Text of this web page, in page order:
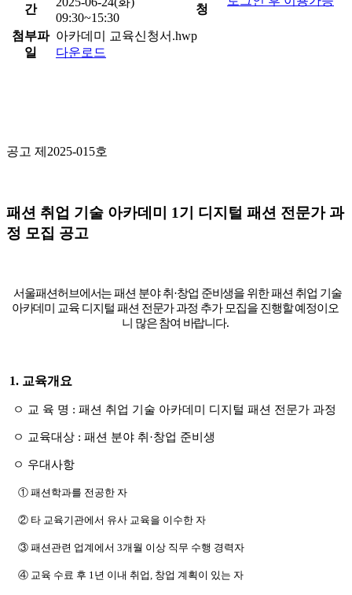
간
09:30~15:30
청
첨부파
일
아카데미 교육신청서.hwp
다운로드
공고 제 2025-015호
패션 취업 기술 아카데미 1기 디지털 패션 전문가 과
정 모집 공고
서울패션허브에서는 패션 분야 취 ·창업 준비생을 위한 패션 취업 기술
아카데미 교육 디지털 패션 전문가 과정 추가 모집을 진행할 예정이오
니 많은 참여 바랍니다.
1. 교육개요
ㅇ 교 육 명 : 패션 취업 기술 아카데미 디지털 패션 전문가 과정
ㅇ 교육대상 : 패션 분야 취 ·창업 준비생
ㅇ 우대사항
① 패션학과를 전공한 자
② 타 교육기관에서 유사 교육을 이수한 자
③ 패션관련 업계에서 3개월 이상 직무 수행 경력자
④ 교육 수료 후 1년 이내 취업, 창업 계획이 있는 자